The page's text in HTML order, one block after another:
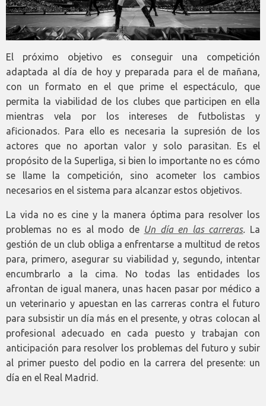
El próximo objetivo es conseguir una competición
adaptada al día de hoy y preparada para el de mañana,
con un formato en el que prime el espectáculo, que
permita la viabilidad de los clubes que participen en ella
mientras vela por los intereses de futbolistas y
aficionados. Para ello es necesaria la supresión de los
actores que no aportan valor y solo parasitan. Es el
propósito de la Superliga, si bien lo importante no es cómo
se llame la competición, sino acometer los cambios
necesarios en el sistema para alcanzar estos objetivos.
La vida no es cine y la manera óptima para resolver los
problemas no es al modo de Un día en las carreras. La
gestión de un club obliga a enfrentarse a multitud de retos
para, primero, asegurar su viabilidad y, segundo, intentar
encumbrarlo a la cima. No todas las entidades los
afrontan de igual manera, unas hacen pasar por médico a
un veterinario y apuestan en las carreras contra el futuro
para subsistir un día más en el presente, y otras colocan al
profesional adecuado en cada puesto y trabajan con
anticipación para resolver los problemas del futuro y subir
al primer puesto del podio en la carrera del presente: un
día en el Real Madrid.